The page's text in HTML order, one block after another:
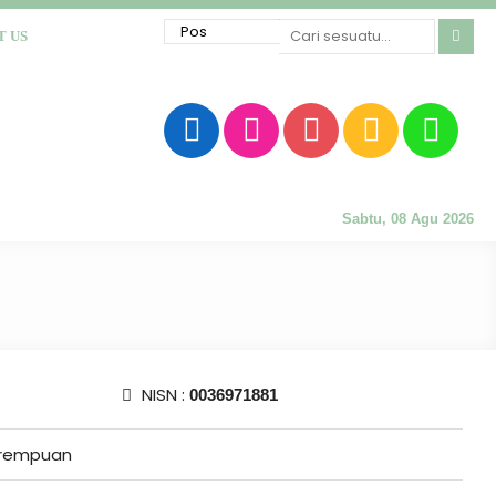
US
Sabtu, 08 Agu 2026
NISN : 0036971881